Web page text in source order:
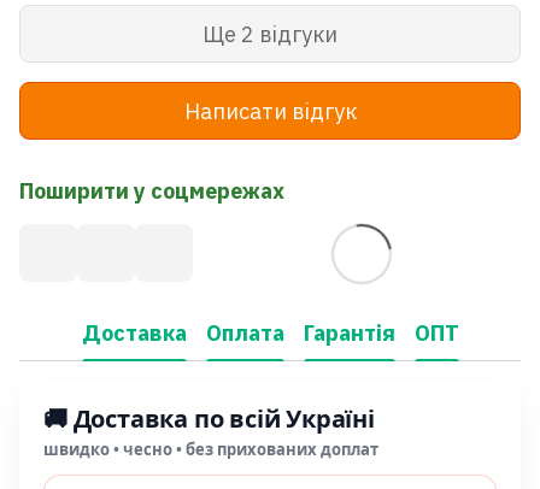
Ще 2 відгуки
Написати відгук
Поширити у соцмережах
Доставка Оплата Гарантія ОПТ
🚚 Доставка по всій Україні
швидко • чесно • без прихованих доплат